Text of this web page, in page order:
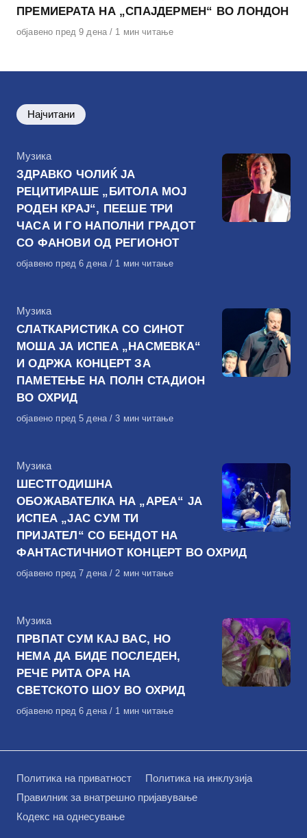
ПРЕМИЕРАТА НА „СПАЈДЕРМЕН“ ВО ЛОНДОН
Објавено
објавено пред 9 дена 1 мин читање
Најчитани
КАтегорија
Музика
ЗДРАВКО ЧОЛИЌ ЈА
РЕЦИТИРАШЕ „БИТОЛА МОЈ
РОДЕН КРАЈ“, ПЕЕШЕ ТРИ
ЧАСА И ГО НАПОЛНИ ГРАДОТ
СО ФАНОВИ ОД РЕГИОНОТ
Објавено
објавено пред 6 дена 1 мин читање
КАтегорија
Музика
СЛАТКАРИСТИКА СО СИНОТ
МОША ЈА ИСПЕА „НАСМЕВКА“
И ОДРЖА КОНЦЕРТ ЗА
ПАМЕТЕЊЕ НА ПОЛН СТАДИОН
ВО ОХРИД
Објавено
објавено пред 5 дена 3 мин читање
КАтегорија
Музика
ШЕСТГОДИШНА
ОБОЖАВАТЕЛКА НА „АРЕА“ ЈА
ИСПЕА „ЈАС СУМ ТИ
ПРИЈАТЕЛ“ СО БЕНДОТ НА
ФАНТАСТИЧНИОТ КОНЦЕРТ ВО ОХРИД
Објавено
објавено пред 7 дена 2 мин читање
КАтегорија
Музика
ПРВПАТ СУМ КАЈ ВАС, НО
НЕМА ДА БИДЕ ПОСЛЕДЕН,
РЕЧЕ РИТА ОРА НА
СВЕТСКОТО ШОУ ВО ОХРИД
Објавено
објавено пред 6 дена 1 мин читање
Политика на приватност
Политика на инклузија
Правилник за внатрешно пријавување
Кодекс на однесување